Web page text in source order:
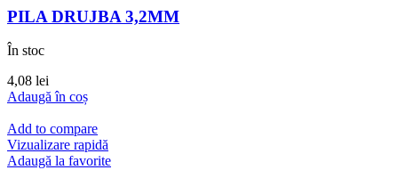
PILA DRUJBA 3,2MM
În stoc
4,08 lei
Adaugă în coș
Add to compare
Vizualizare rapidă
Adaugă la favorite